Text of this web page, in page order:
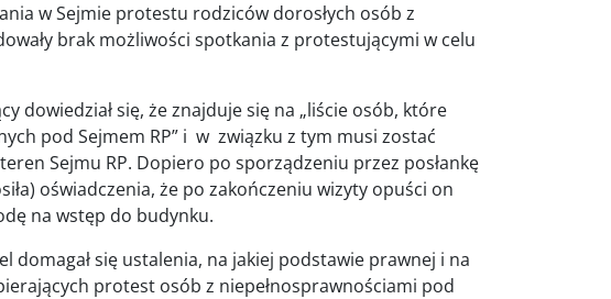
w Sejmie protestu rodziców dorosłych osób z
brak możliwości spotkania z protestującymi w celu
dowiedział się, że znajduje się na „liście osób, które
pod Sejmem RP” i w związku z tym musi zostać
Sejmu RP. Dopiero po sporządzeniu przez posłankę
oświadczenia, że po zakończeniu wizyty opuści on
na wstęp do budynku.
domagał się ustalenia, na jakiej podstawie prawnej i na
protest osób z niepełnosprawnościami pod